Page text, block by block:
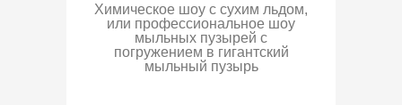
Химическое шоу с сухим льдом,
или профессиональное шоу
мыльных пузырей с
погружением в гигантский
мыльный пузырь